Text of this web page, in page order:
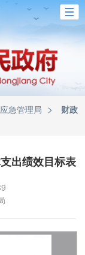
急管理局 >
财政
出绩效目标表